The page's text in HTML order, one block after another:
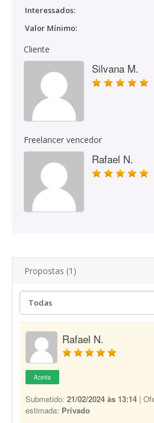
Interessados:
Valor Mínimo:
Cliente
Silvana M.
Freelancer vencedor
Rafael N.
Propostas (1)
Rafael N.
Aceita
Submetido: 21/02/2024 às 13:14 |
estimada: Privado